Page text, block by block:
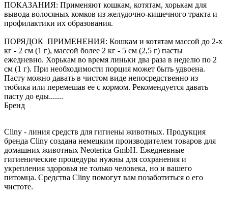
ПОКАЗАНИЯ: Применяют кошкам, котятам, хорькам для
вывода волосяных комков из желудочно-кишечного тракта и
профилактики их образования.
ПОРЯДОК ПРИМЕНЕНИЯ: Кошкам и котятам массой до 2-х
кг - 2 см (1 г), массой более 2 кг - 5 см (2,5 г) пасты
ежедневно. Хорькам во время линьки два раза в неделю по 2
см (1 г). При необходимости порция может быть удвоена.
Пасту можно давать в чистом виде непосредственно из
тюбика или перемешав ее с кормом. Рекомендуется давать
пасту до еды.......
Бренд
Cliny - линия средств для гигиены животных. Продукция
бренда Cliny создана немецким производителем товаров для
домашних животных Neoterica GmbH. Ежедневные
гигиенические процедуры нужны для сохранения и
укрепления здоровья не только человека, но и вашего
питомца. Средства Cliny помогут вам позаботиться о его
чистоте.